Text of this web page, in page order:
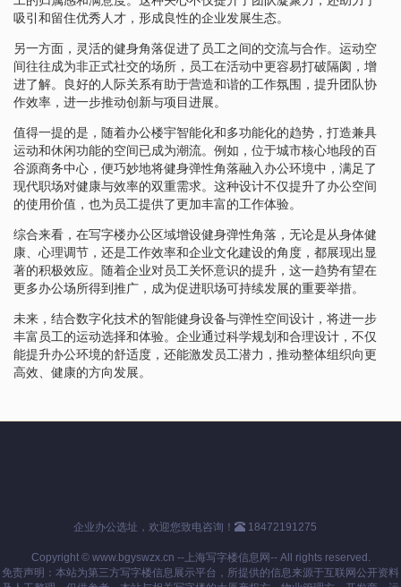
吸引和留住优秀人才，形成良性的企业发展生态。
另一方面，灵活的健身角落促进了员工之间的交流与合作。运动空
间往往成为非正式社交的场所，员工在活动中更容易打破隔阂，增
进了解。良好的人际关系有助于营造和谐的工作氛围，提升团队协
作效率，进一步推动创新与项目进展。
值得一提的是，随着办公楼宇智能化和多功能化的趋势，打造兼具
运动和休闲功能的空间已成为潮流。例如，位于城市核心地段的百
谷源商务中心，便巧妙地将健身弹性角落融入办公环境中，满足了
现代职场对健康与效率的双重需求。这种设计不仅提升了办公空间
的使用价值，也为员工提供了更加丰富的工作体验。
综合来看，在写字楼办公区域增设健身弹性角落，无论是从身体健
康、心理调节，还是工作效率和企业文化建设的角度，都展现出显
著的积极效应。随着企业对员工关怀意识的提升，这一趋势有望在
更多办公场所得到推广，成为促进职场可持续发展的重要举措。
未来，结合数字化技术的智能健身设备与弹性空间设计，将进一步
丰富员工的运动选择和体验。企业通过科学规划和合理设计，不仅
能提升办公环境的舒适度，还能激发员工潜力，推动整体组织向更
高效、健康的方向发展。
企业办公选址，欢迎您致电咨询！ 18472191275
Copyright © www.bgyswzx.cn --上海写字楼信息网-- All rights reserved.
免责声明：本站为第三方写字楼信息展示平台，所提供的信息来源于互联网公开资料